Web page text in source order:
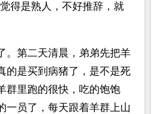
得是熟人，不好推辞，就
。第二天清晨，弟弟先把羊
的是买到病猪了，是不是死
群里跑的很快，吃的饱饱
一员了，每天跟着羊群上山